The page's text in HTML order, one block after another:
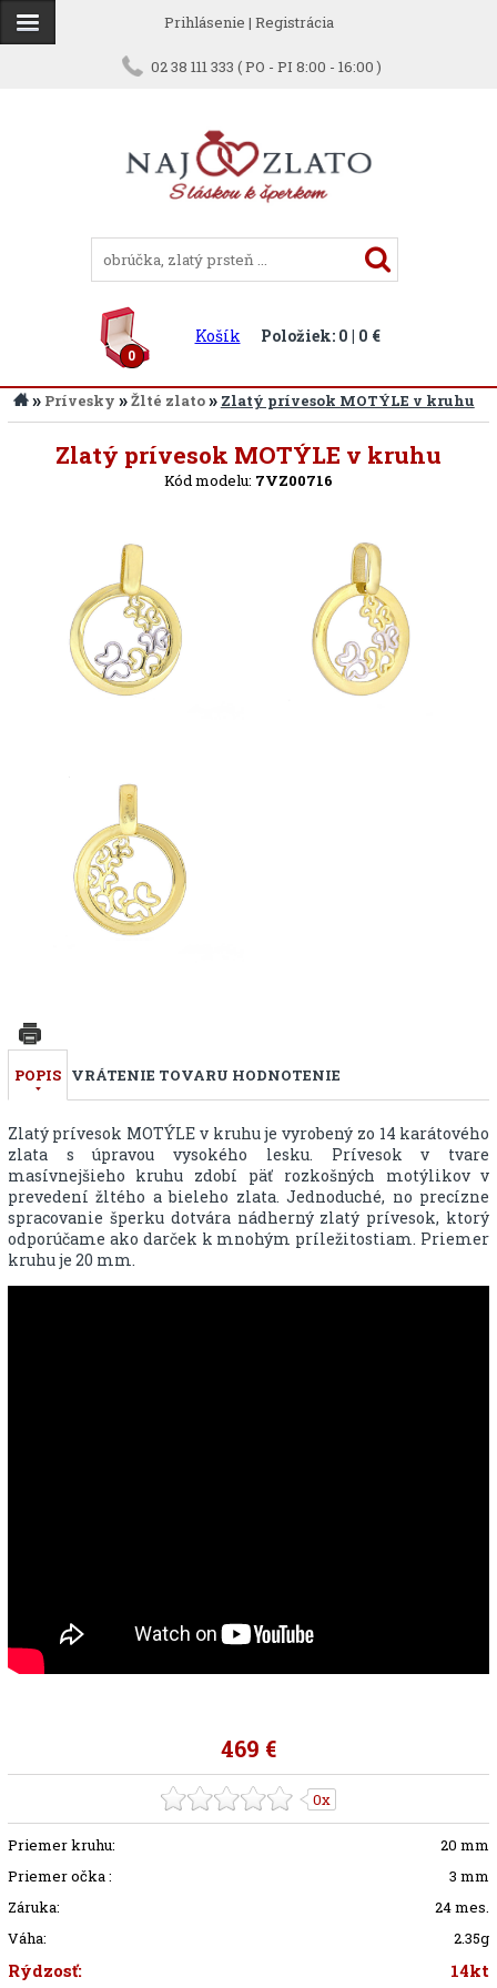
Prihlásenie | Registrácia
02 38 111 333 ( PO - PI 8:00 - 16:00 )
0
Košík Položiek: 0 | 0 €
» Prívesky »Žlté zlato» Zlatý prívesok MOTÝLE v kruhu
Zlatý prívesok MOTÝLE v kruhu
Kód modelu: 7VZ00716
Späť
POPIS VRÁTENIE TOVARU HODNOTENIE
Zlatý prívesok MOTÝLE v kruhu je vyrobený zo 14 karátového
zlata s úpravou vysokého lesku. Prívesok v tvare
masívnejšieho kruhu zdobí päť rozkošných motýlikov v
prevedení žltého a bieleho zlata. Jednoduché, no precízne
spracovanie šperku dotvára nádherný zlatý prívesok, ktorý
odporúčame ako darček k mnohým príležitostiam. Priemer
kruhu je 20 mm.
469 €
0x
Priemer kruhu:
20 mm
Priemer očka :
3 mm
Záruka:
24 mes.
Váha:
2.35g
Rýdzosť: 14kt